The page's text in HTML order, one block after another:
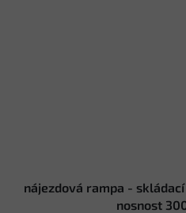
nájezdová rampa - skládací
nosnost